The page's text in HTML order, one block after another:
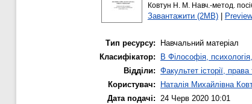
Ковтун Н. М. Навч.-метод.
Завантажити (2MB)| Preview
Тип ресурсу:
Навчальний матеріал
Класифікатор:
B Філософія, психологія,
Відділи: Факультет історії,
Користувач:
Наталія Михайлівна
Дата подачі: 24 Черв 2020 10:01